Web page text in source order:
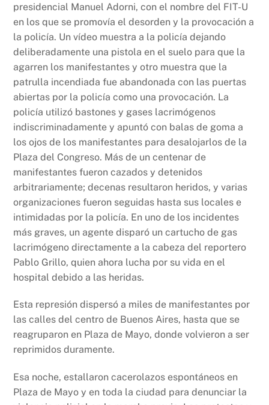
presidencial Manuel Adorni, con el nombre del FIT-U
en los que se promovía el desorden y la provocación a
la policía. Un vídeo muestra a la policía dejando
deliberadamente una pistola en el suelo para que la
agarren los manifestantes y otro muestra que la
patrulla incendiada fue abandonada con las puertas
abiertas por la policía como una provocación. La
policía utilizó bastones y gases lacrimógenos
indiscriminadamente y apuntó con balas de goma a
los ojos de los manifestantes para desalojarlos de la
Plaza del Congreso. Más de un centenar de
manifestantes fueron cazados y detenidos
arbitrariamente; decenas resultaron heridos, y varias
organizaciones fueron seguidas hasta sus locales e
intimidadas por la policía. En uno de los incidentes
más graves, un agente disparó un cartucho de gas
lacrimógeno directamente a la cabeza del reportero
Pablo Grillo, quien ahora lucha por su vida en el
hospital debido a las heridas.
Esta represión dispersó a miles de manifestantes por
las calles del centro de Buenos Aires, hasta que se
reagruparon en Plaza de Mayo, donde volvieron a ser
reprimidos duramente.
Esa noche, estallaron cacerolazos espontáneos en
Plaza de Mayo y en toda la ciudad para denunciar la